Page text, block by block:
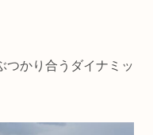
つかり合うダイナミッ